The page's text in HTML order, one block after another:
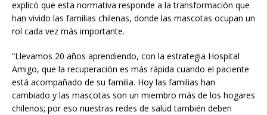
explicó que esta normativa responde a la transformación que
han vivido las familias chilenas, donde las mascotas ocupan un
rol cada vez más importante.
“Llevamos 20 años aprendiendo, con la estrategia Hospital
Amigo, que la recuperación es más rápida cuando el paciente
está acompañado de su familia. Hoy las familias han
cambiado y las mascotas son un miembro más de los hogares
chilenos; por eso nuestras redes de salud también deben